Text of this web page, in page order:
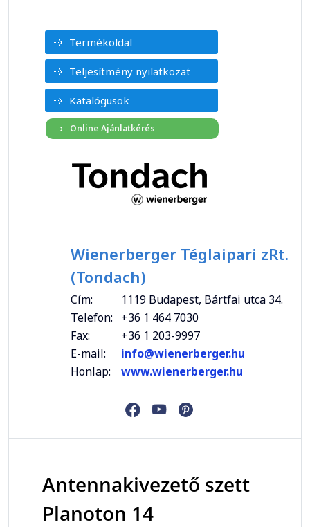
Termékoldal
Teljesítmény nyilatkozat
Katalógusok
Wienerberger Téglaipari zRt.
(Tondach)
Cím:
1119 Budapest, Bártfai utca 34.
Telefon:
+36 1 464 7030
Fax:
+36 1 203-9997
E-mail:
info@wienerberger.hu
Honlap:
www.wienerberger.hu
Antennakivezető szett
Planoton 14